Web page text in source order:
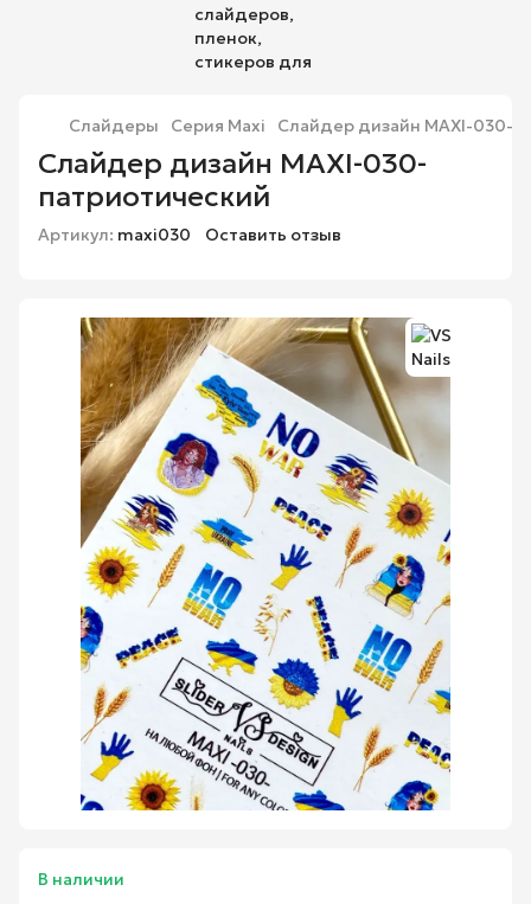
Слайдеры Серия Maxi Слайдер дизайн MAXI-030-
Слайдер дизайн MAXI-030-
патриотический
Артикул: maxi030 Оставить отзыв
В наличии